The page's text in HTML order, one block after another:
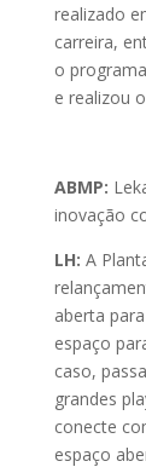
realizado
carreira,
o
e realizou
ABMP:
inovação
LH: A
aberta
espaço
caso,
grandes
conecte
espaço